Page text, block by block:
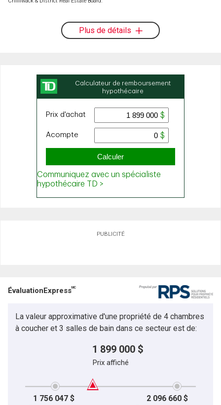
Plus de détails
PUBLICITÉ
ÉvaluationExpressMC
La valeur approximative d'une propriété de 4 chambres
à coucher et 3 salles de bain dans ce secteur est de:
1 899 000 $
Prix affiché
1 756 047 $ 2 096 660 $